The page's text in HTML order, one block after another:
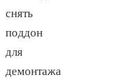
снять
поддон
для
демонтажа